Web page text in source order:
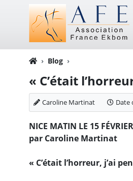
Blog
« C’était
Caroline Martinat Date
NICE MATIN LE 15
par Caroline Martinat
« C’était l’horreur, j’ai